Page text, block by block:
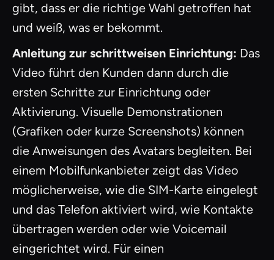
gibt, dass er die richtige Wahl getroffen hat
und weiß, was er bekommt.
Anleitung zur schrittweisen Einrichtung: Das
Video führt den Kunden dann durch die
ersten Schritte zur Einrichtung oder
Aktivierung. Visuelle Demonstrationen
(Grafiken oder kurze Screenshots) können
die Anweisungen des Avatars begleiten. Bei
einem Mobilfunkanbieter zeigt das Video
möglicherweise, wie die SIM-Karte eingelegt
und das Telefon aktiviert wird, wie Kontakte
übertragen werden oder wie Voicemail
eingerichtet wird. Für einen